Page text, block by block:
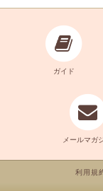
ガイド
メールマガ
利用規